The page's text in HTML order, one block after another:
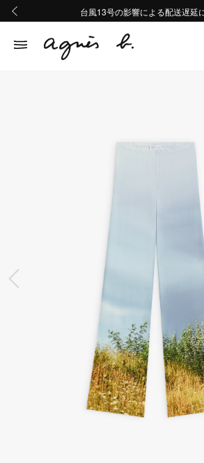
熊本地域地震の影響による配送遅
Summer Sale
台風13号の影響による配送遅延
熊本地域地震の影響による配送遅
Summer Sale
前の画像